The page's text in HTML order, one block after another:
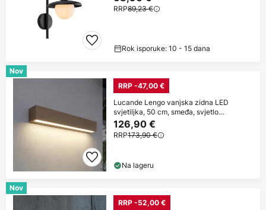
RRP89,23 €
Rok isporuke: 10 - 15 dana
Nov
RRP -47,00 €
Lucande Lengo vanjska zidna LED
svjetiljka, 50 cm, smeđa, svjetlo
usmjereno
126,90 €
RRP173,90 €
Na lageru
Nov
RRP -52,00 €